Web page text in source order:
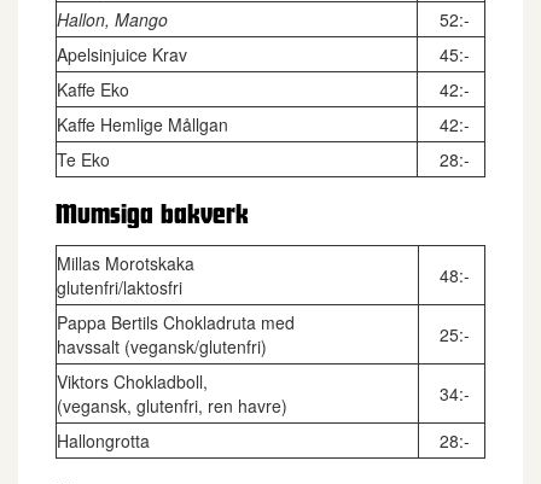
Hallon, Mango
52:-
Apelsinjuice Krav
45:-
Kaffe Eko
42:-
Kaffe Hemlige Mållgan
42:-
Te Eko
28:-
Mumsiga bakverk
Millas Morotskaka
glutenfri/laktosfri
48:-
Pappa Bertils Chokladruta med
havssalt (vegansk/glutenfri)
25:-
Viktors Chokladboll,
(vegansk, glutenfri, ren havre)
34:-
Hallongrotta
28:-